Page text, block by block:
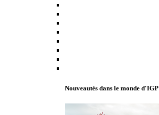
Nouveautés dans le monde d'IGP